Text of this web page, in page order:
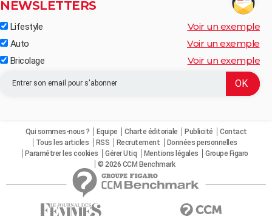
NEWSLETTERS
Lifestyle Voir un exemple
Auto Voir un exemple
Bricolage Voir un exemple
Qui sommes-nous ? Equipe Charte éditoriale Publicité
Contact
Tous les articles
RSS Recrutement
Données personnelles
Paramétrer les cookies
Gérer Utiq Mentions légales
Groupe Figaro
© 2026 CCM Benchmark